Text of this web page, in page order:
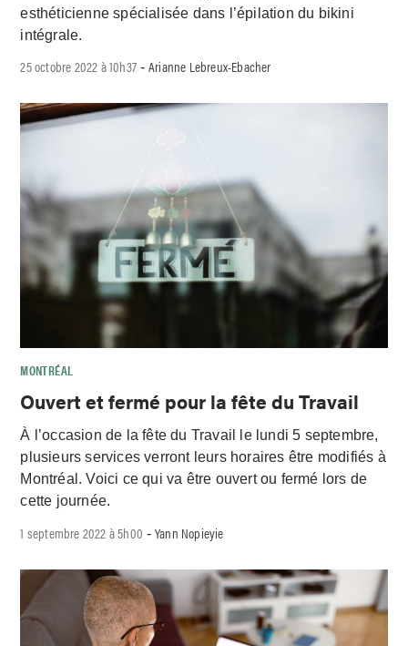
esthéticienne spécialisée dans l’épilation du bikini
intégrale.
25 octobre 2022 à 10h37 -Arianne Lebreux-Ebacher
MONTRÉAL
Ouvert et fermé pour la fête du Travail
À l’occasion de la fête du Travail le lundi 5 septembre,
plusieurs services verront leurs horaires être modifiés à
Montréal. Voici ce qui va être ouvert ou fermé lors de
cette journée.
1 septembre 2022 à 5h00 -Yann Nopieyie